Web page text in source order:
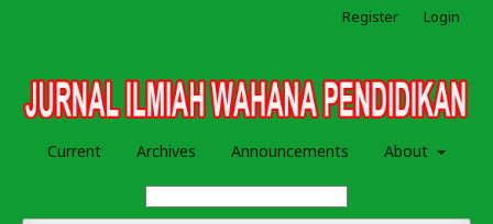
Current Archives Announcements About
Register Login